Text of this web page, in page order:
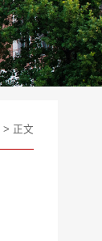
> 正文